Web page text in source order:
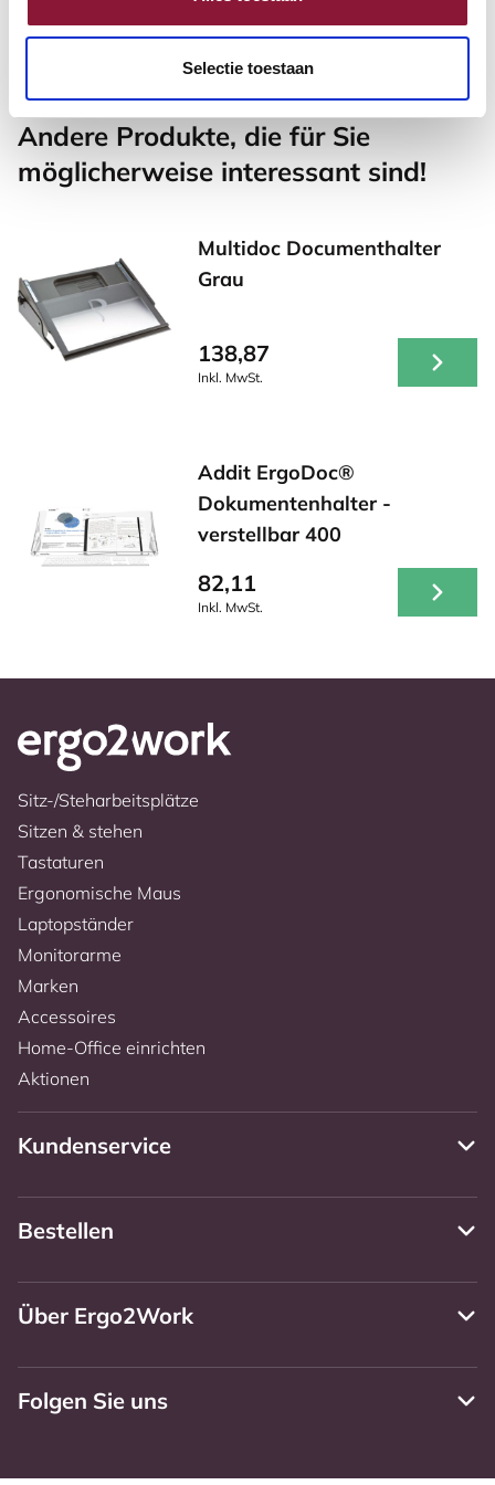
Selectie toestaan
Andere Produkte, die für Sie
möglicherweise interessant sind!
Multidoc Documenthalter
Grau
138,87
Inkl. MwSt.
Addit ErgoDoc®
Dokumentenhalter -
verstellbar 400
82,11
Inkl. MwSt.
Sitz-/Steharbeitsplätze
Sitzen & stehen
Tastaturen
Ergonomische Maus
Laptopständer
Monitorarme
Marken
Accessoires
Home-Office einrichten
Aktionen
Kundenservice
Bestellen
Über Ergo2Work
Folgen Sie uns